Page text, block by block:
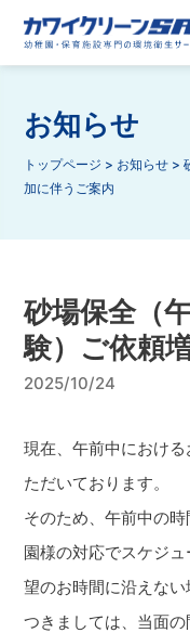
お知らせ
トップページ > お知らせ >
加に伴うご案内
砂場保全（
験）ご依頼
2025/10/24
現在、午前中におけ
ただいております。
そのため、午前中の
園様の対応でスケジ
望のお時間に沿えない
つきましては、当面